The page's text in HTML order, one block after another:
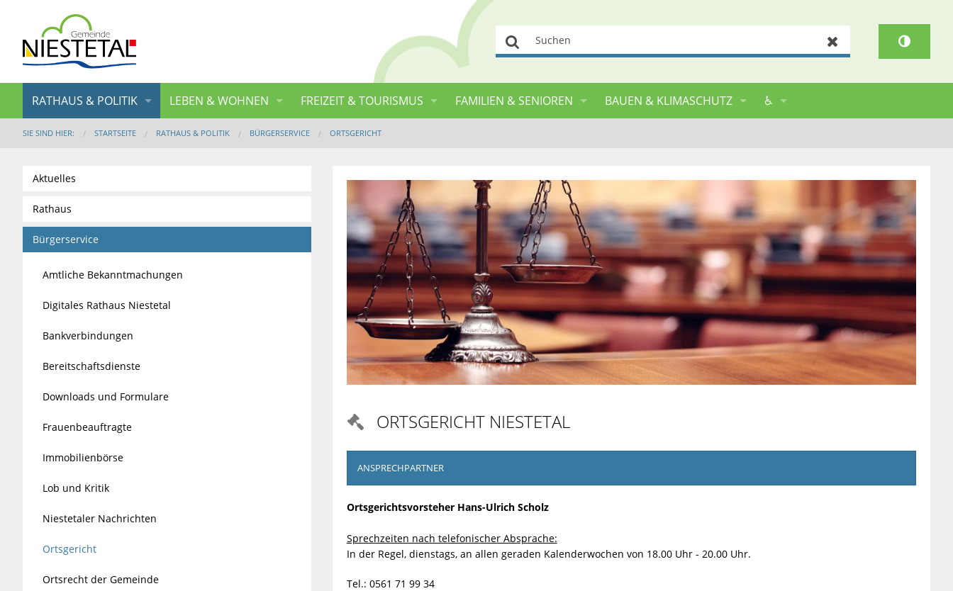
RATHAUS & POLITIK LEBEN & WOHNEN FREIZEIT & TOURISMUS FAMILIEN & SENIOREN BAUEN & KLIMASCHUTZ ♿
SIE SIND HIER: STARTSEITE RATHAUS & POLITIK BÜRGERSERVICE ORTSGERICHT
 ORTSGERICHT NIESTETAL
ANSPRECHPARTNER
Ortsgerichtsvorsteher Hans-Ulrich Scholz
Sprechzeiten nach telefonischer Absprache:
In der Regel, dienstags, an allen geraden Kalenderwochen von 18.00 Uhr - 20.00 Uhr.
Tel.: 0561 71 99 34
Aktuelles
Rathaus
Bürgerservice
Amtliche Bekanntmachungen
Digitales Rathaus Niestetal
Bankverbindungen
Bereitschaftsdienste
Downloads und Formulare
Frauenbeauftragte
Immobilienbörse
Lob und Kritik
Niestetaler Nachrichten
Ortsgericht
Ortsrecht der Gemeinde